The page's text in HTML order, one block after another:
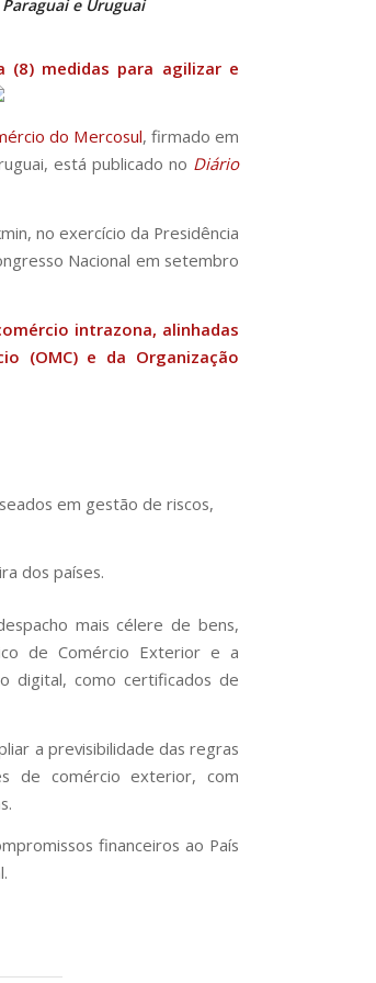
e Uruguai
medidas para agilizar e
do Mercosul, firmado em
está publicado no Diário
no exercício da Presidência
Nacional em setembro
intrazona, alinhadas
(OMC) e da Organização
em gestão de riscos,
dos países.
mais célere de bens,
de Comércio Exterior e a
digital, como certificados de
a previsibilidade das regras
de comércio exterior, com
financeiros ao País